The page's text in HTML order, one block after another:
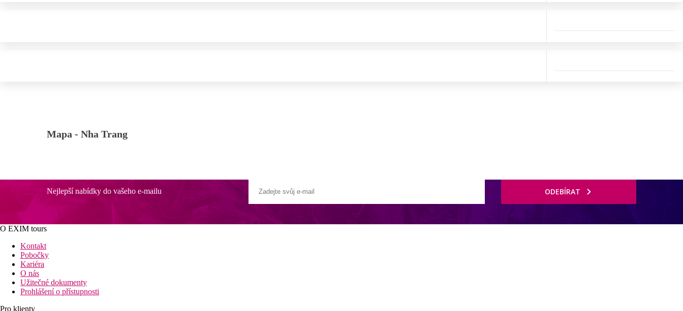
Mapa - Nha Trang
Nejlepší nabídky do vašeho e-mailu ODEBÍRAT
O EXIM tours
Kontakt
Pobočky
Kariéra
O nás
Užitečné dokumenty
Prohlášení o přístupnosti
Pro klienty